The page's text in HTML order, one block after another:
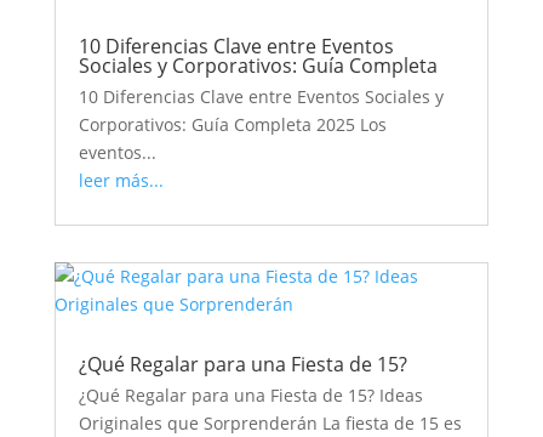
10 Diferencias Clave entre Eventos
Sociales y Corporativos: Guía Completa
10 Diferencias Clave entre Eventos Sociales y
Corporativos: Guía Completa 2025 Los
eventos...
leer más...
¿Qué Regalar para una Fiesta de 15?
¿Qué Regalar para una Fiesta de 15? Ideas
Originales que Sorprenderán La fiesta de 15 es